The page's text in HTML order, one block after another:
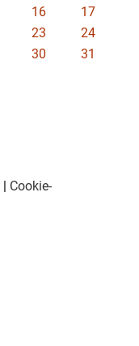
16
17
23
24
30
31
Cookie-